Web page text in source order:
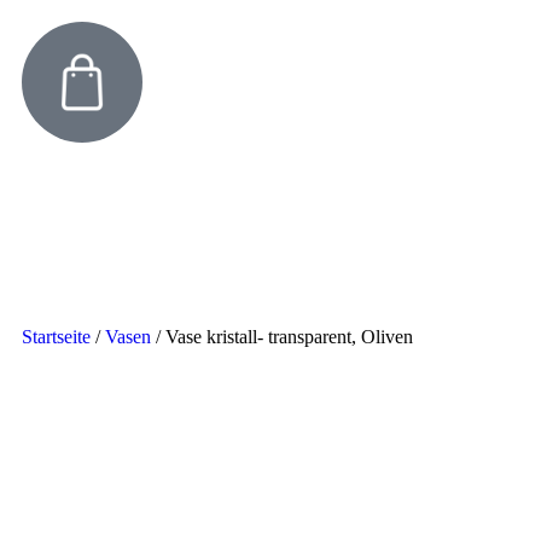
Startseite /Vasen /Vase kristall- transparent, Oliven